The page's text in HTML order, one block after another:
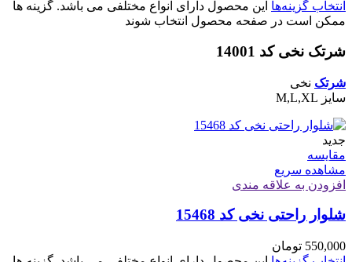
انتخاب گزینه‌ها این محصول دارای انواع مختلفی می باشد. گزینه ها
ممکن است در صفحه محصول انتخاب شوند
شرتک نخی کد 14001
شرتک نخی
سایز M,L,XL
جدید
مقایسه
مشاهده سریع
افزودن به علاقه مندی
شلوار راحتی نخی کد 15468
550,000 تومان